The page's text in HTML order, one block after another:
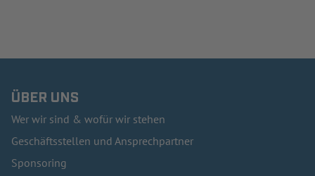
ÜBER UNS
Wer wir sind & wofür wir stehen
Geschäftsstellen und Ansprechpartner
Sponsoring